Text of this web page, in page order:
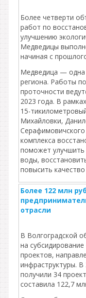
Более четверти
работ по
улучшению
Медведицы
начиная с
Медведица — одна
региона. Работы
проточности
2023 года. В
15-
Михайловки,
комплекса
поможет улучшить
воды,
повысить
Более 122 млн
отрасли
В Волгоградской
на
проектов,
инфраструктуры. В
получили 34
составила 122,7